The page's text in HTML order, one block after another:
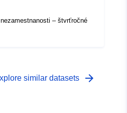
– štvrťročné
similar datasets arrow_forward